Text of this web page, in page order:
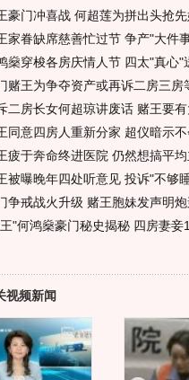
豪门冲喜战 何超莲为拼出头抢
家眷缺席慈善忙过节 争产"大件
燊穿梭各房庆情人节 四太"真心"
赌王为争夺资产或再诉二房三房
二房长女何超琼讲废话 赌王要
同意四房人重新分家 超仪暗示
疲于奔命终进医院 仍然想搞平
被曝晚年四处听意见 投诉"不够
争戒战火升级 赌王胞妹发声明
"何鸿燊豪门秘史揭秘 四房妻妾
视频新闻